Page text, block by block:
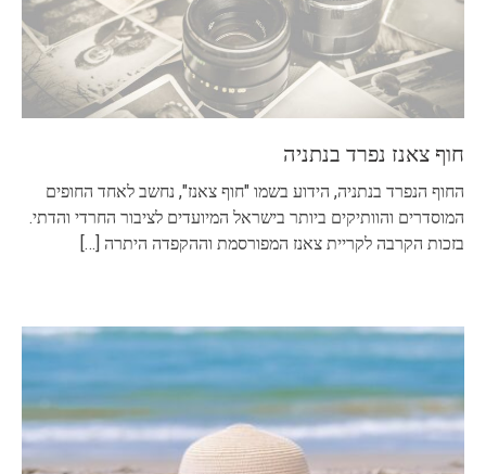
חוף צאנז נפרד בנתניה
החוף הנפרד בנתניה, הידוע בשמו "חוף צאנז", נחשב לאחד החופים
המוסדרים והוותיקים ביותר בישראל המיועדים לציבור החרדי והדתי.
בזכות הקרבה לקריית צאנז המפורסמת וההקפדה היתרה […]